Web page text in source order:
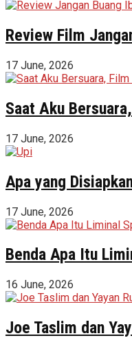
Review Film
17 June, 2026
Saat Aku
17 June, 2026
Apa yang
17 June, 2026
Benda Apa Itu
16 June, 2026
Joe Taslim dan